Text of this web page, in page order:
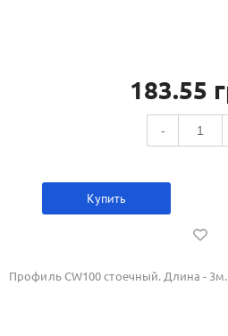
183.55
-
Купить
Профиль CW100 стоечный. Длина -